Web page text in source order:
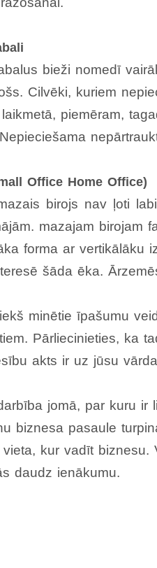
bieži nomedī
Cilvēki, kuriem
piemēram,
Office Home Office)
birojs nav ļoti
mazajam birojam
forma ar vertikālāku
šāda ēka.
minētie īpašumu
Pārliecinieties, ka
akts ir uz jūsu
jomā, par kuru ir
biznesa pasaule
kur vadīt biznesu.
daudz ienākumu.